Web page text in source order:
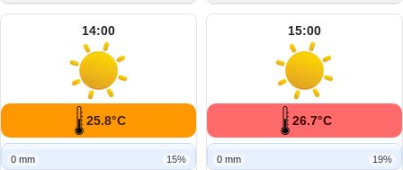
14:00
25.8°C
0 mm 15%
15:00
26.7°C
0 mm 19%